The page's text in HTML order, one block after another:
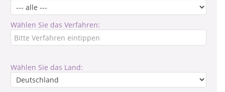
Wählen Sie das Verfahren:
Wählen Sie das Land: